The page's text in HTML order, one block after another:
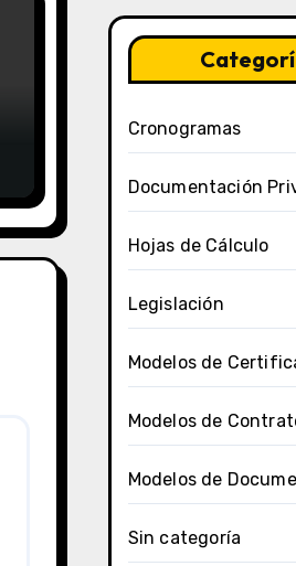
Cronogramas
Documentación
Hojas de Cálculo
Legislación
Modelos de
Modelos de
Modelos de
Sin categoría